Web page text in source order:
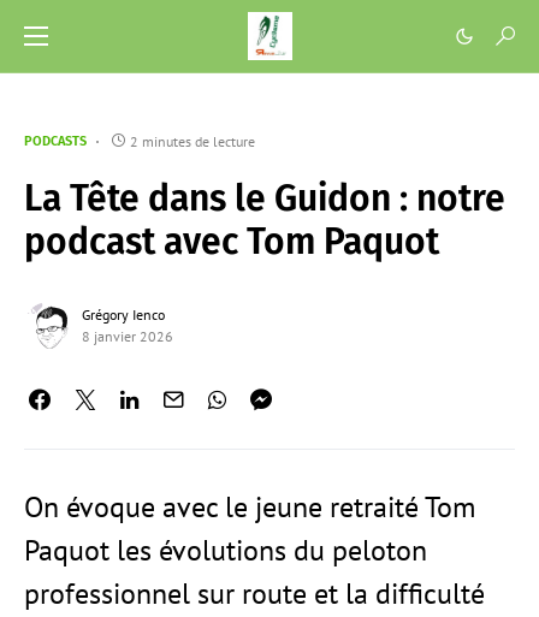
PODCASTS 2 minutes de lecture
La Tête dans le Guidon : notre
podcast avec Tom Paquot
Grégory Ienco
8 janvier 2026
On évoque avec le jeune retraité Tom
Paquot les évolutions du peloton
professionnel sur route et la difficulté